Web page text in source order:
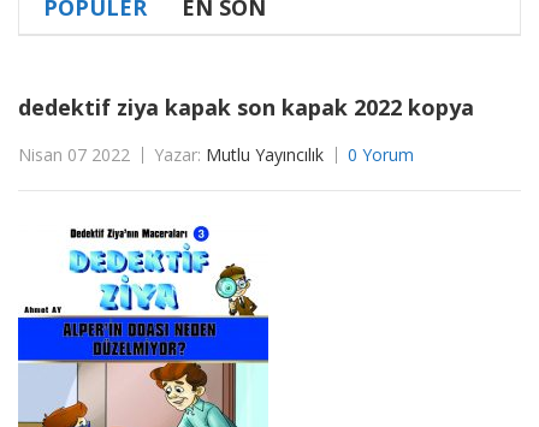
POPÜLER EN SON
dedektif ziya kapak son kapak 2022 kopya
Nisan 07 2022 Yazar: Mutlu Yayıncılık 0 Yorum